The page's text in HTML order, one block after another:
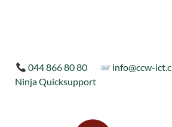
044 866 80 80 info@ccw-
Ninja Quicksupport